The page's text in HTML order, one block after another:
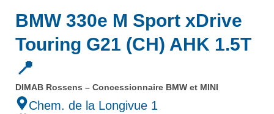
BMW 330e M Sport xDrive
Touring G21 (CH) AHK 1.5T
📍
DIMAB Rossens – Concessionnaire BMW et MINI
Chem. de la Longivue 1